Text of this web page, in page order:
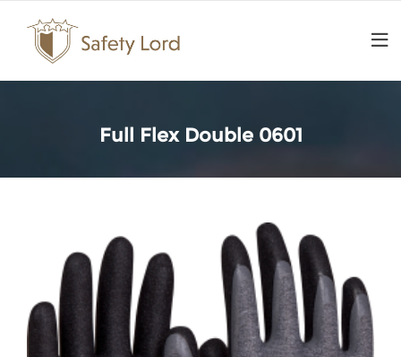
content
Full Flex Double 0601